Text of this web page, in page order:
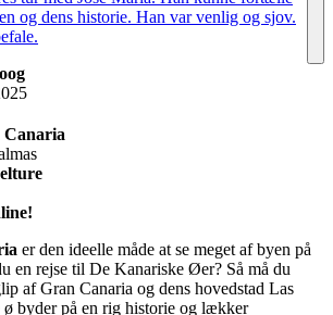
og dens historie. Han var venlig og sjov.
Canaria
er den ideelle måde at se meget af byen på
en rejse til De Kanariske Øer? Så må du
af Gran Canaria og dens hovedstad Las
ø byder på en rig historie og lækker